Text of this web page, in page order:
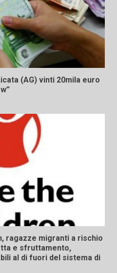
(AG) vinti 20mila euro
ragazze migranti a rischio
e sfruttamento,
al di fuori del sistema di